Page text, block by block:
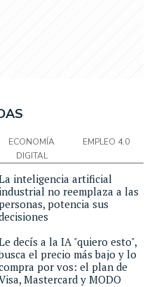
ECONOMÍA
DIGITAL
EMPLEO 4.0
inteligencia artificial
industrial no reemplaza a las
potencia sus
decís a la IA "quiero esto",
el precio más bajo y lo
por vos: el plan de
Mastercard y MODO